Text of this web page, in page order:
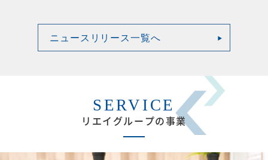
ニュースリリース一覧へ
SERVICE
リエイグループの事業